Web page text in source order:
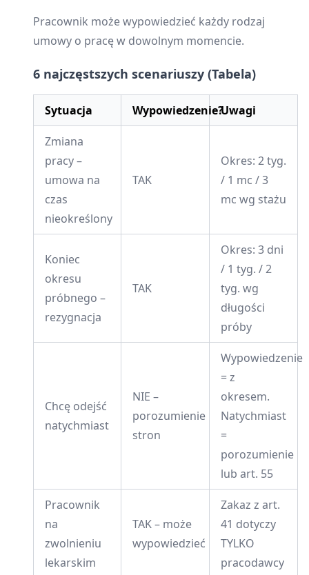
Pracownik może wypowiedzieć każdy rodzaj
umowy o pracę w dowolnym momencie.
6 najczęstszych scenariuszy (Tabela)
Sytuacja Wypowiedzenie?Uwagi
Zmiana
pracy –
umowa na
czas
nieokreślony
TAK
Okres: 2 tyg.
/ 1 mc / 3
mc wg stażu
Koniec
okresu
próbnego –
rezygnacja
TAK
Okres: 3 dni
/ 1 tyg. / 2
tyg. wg
długości
próby
Chcę odejść
natychmiast
NIE –
porozumienie
stron
Wypowiedzenie
= z
okresem.
Natychmiast
=
porozumienie
lub art. 55
Pracownik
na
zwolnieniu
lekarskim
TAK – może
wypowiedzieć
Zakaz z art.
41 dotyczy
TYLKO
pracodawcy